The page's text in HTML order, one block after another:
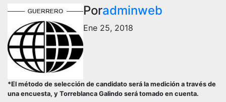
Poradminweb
Ene 25, 2018
*El método de selección de candidato será la medición a través de
una encuesta, y Torreblanca Galindo será tomado en cuenta.